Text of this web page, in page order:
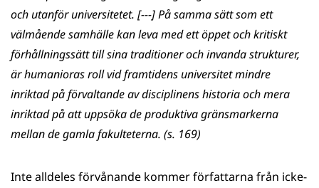
och utanför universitetet. [---] På samma sätt som ett
välmående samhälle kan leva med ett öppet och kritiskt
förhållningssätt till sina traditioner och invanda strukturer,
är humanioras roll vid framtidens universitet mindre
inriktad på förvaltande av disciplinens historia och mera
inriktad på att uppsöka de produktiva gränsmarkerna
mellan de gamla fakulteterna. (s. 169)
Inte alldeles förvånande kommer författarna från icke-